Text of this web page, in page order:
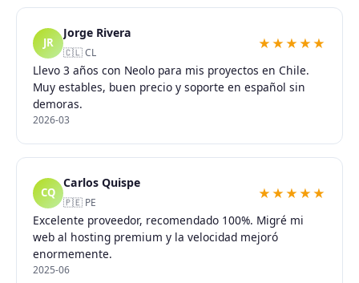
JR
Jorge Rivera
🇨🇱 CL
★★★★★
Llevo 3 años con Neolo para mis proyectos en Chile.
Muy estables, buen precio y soporte en español sin
demoras.
2026-03
CQ
Carlos Quispe
🇵🇪 PE
★★★★★
Excelente proveedor, recomendado 100%. Migré mi
web al hosting premium y la velocidad mejoró
enormemente.
2025-06